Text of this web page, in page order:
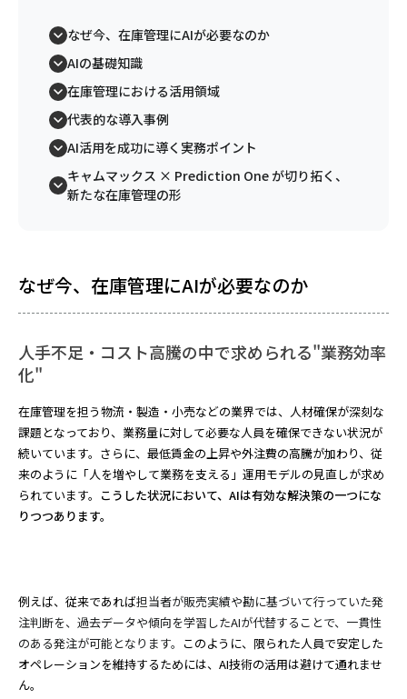
なぜ今、在庫管理にAIが必要なのか
AIの基礎知識
在庫管理における活用領域
代表的な導入事例
AI活用を成功に導く実務ポイント
キャムマックス × Prediction One が切り拓く、
新たな在庫管理の形
なぜ今、在庫管理にAIが必要なのか
人手不足・コスト高騰の中で求められる"業務効率
化"
在庫管理を担う物流・製造・小売などの業界では、人材確保が深刻な
課題となっており、業務量に対して必要な人員を確保できない状況が
続いています。さらに、最低賃金の上昇や外注費の高騰が加わり、従
来のように「人を増やして業務を支える」運用モデルの見直しが求め
られています。 こうした状況において、AIは有効な解決策の一つにな
りつつあります。
例えば、従来であれば担当者が販売実績や勘に基づいて行っていた発
注判断を、過去データや傾向を学習したAIが代替することで、一貫性
のある発注が可能となります。 このように、限られた人員で安定した
オペレーションを維持するためには、AI技術の活用は避けて通れませ
ん。